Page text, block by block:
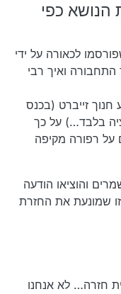
כפי
לכאורה על ידי
ואיך רבי
זייברט (בכנס
בלבד…) על כך
על רפורה מקיפה
והוציאו הודעה
זו שמונעת את החזרת
חזרה… לא אנחנו